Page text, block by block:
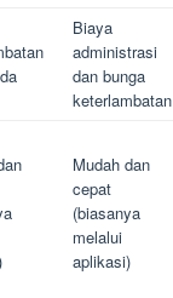
Biaya
administrasi
dan bunga
keterlambatan
Mudah dan
cepat
(biasanya
melalui
aplikasi)